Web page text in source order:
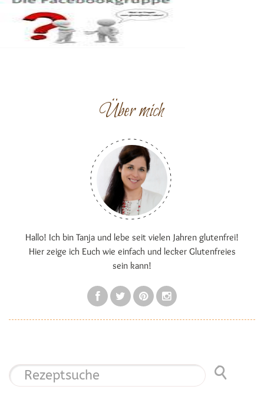
Über mich
Hallo! Ich bin Tanja und lebe seit vielen Jahren glutenfrei!
Hier zeige ich Euch wie einfach und lecker Glutenfreies
sein kann!